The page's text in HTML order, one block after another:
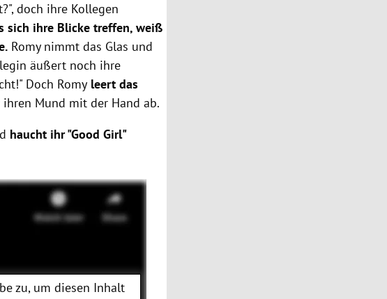
doch ihre Kollegen
sich ihre Blicke treffen, weiß
Romy nimmt das Glas und
äußert noch ihre
Doch Romy leert das
Mund mit der Hand ab.
haucht ihr "Good Girl"
zu, um diesen Inhalt